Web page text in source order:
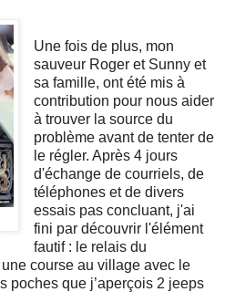
Une fois de plus, mon
sauveur Roger et Sunny et
sa famille, ont été mis à
contribution pour nous aider
à trouver la source du
problème avant de tenter de
le régler. Après 4 jours
d'échange de courriels, de
téléphones et de divers
essais pas concluant, j'ai
fini par découvrir l'élément
fautif : le relais du
course au village avec le
poches que j’aperçois 2 jeeps